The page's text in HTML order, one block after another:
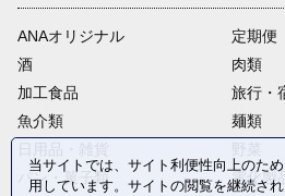
ANAオリジナル
定期便
酒
肉類
加工食品
旅行・
魚介類
麺類
パン・菓子類
電化製
当サイトでは、サイト利便性向上のた
用しています。サイトの閲覧を継続さ